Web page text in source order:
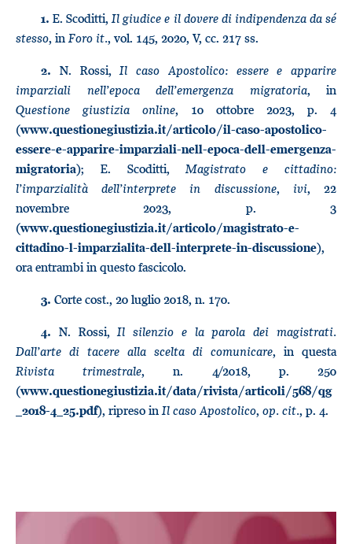
1. E. Scoditti,Il giudice e il dovere di indipendenza da sé
stesso, in Foro it., vol. 145, 2020, V, cc. 217 ss.
2. N. Rossi,Il caso Apostolico: essere e apparire
imparziali nell’epoca dell’emergenza migratoria, in
Questione giustizia online, 10 ottobre 2023, p. 4
(www.questionegiustizia.it/articolo/il-caso-apostolico-
essere-e-apparire-imparziali-nell-epoca-dell-emergenza-
migratoria); E. Scoditti,Magistrato e cittadino:
l’imparzialità dell’interprete in discussione, ivi, 22
novembre 2023, p. 3
(www.questionegiustizia.it/articolo/magistrato-e-
cittadino-l-imparzialita-dell-interprete-in-discussione),
ora entrambi in questo fascicolo.
3. Corte cost., 20 luglio 2018, n. 170.
4. N. Rossi,Il silenzio e la parola dei magistrati.
Dall’arte di tacere alla scelta di comunicare, in questa
Rivista trimestrale, n. 4/2018, p. 250
(www.questionegiustizia.it/data/rivista/articoli/568/qg
_2018-4_25.pdf), ripreso inIl caso Apostolico, op. cit., p. 4.